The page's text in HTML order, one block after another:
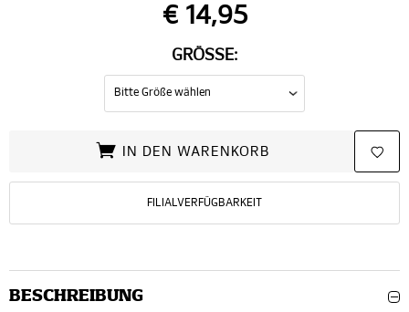
€ 14,95
GRÖSSE:
IN DEN WARENKORB
FILIALVERFÜGBARKEIT
BESCHREIBUNG